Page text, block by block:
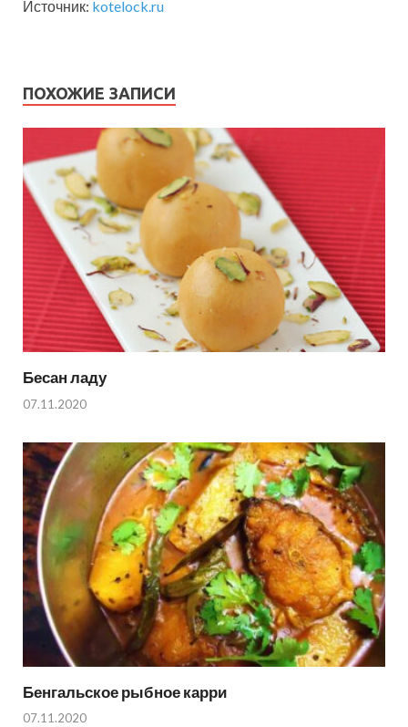
Источник: kotelock.ru
ПОХОЖИЕ ЗАПИСИ
Бесан ладу
07.11.2020
Бенгальское рыбное карри
07.11.2020